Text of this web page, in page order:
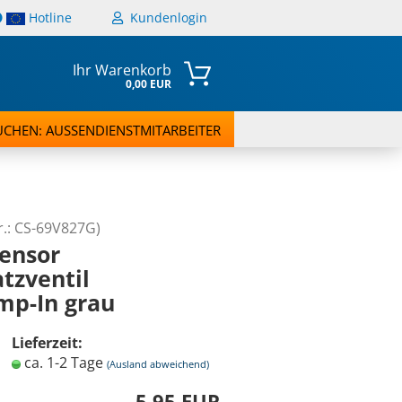
Hotline Kundenlogin
vergessen?
Ihr Warenkorb
0,00 EUR
AUSSENDIENSTMITARBEITER
CS-69V827G)
In grau
Lieferzeit:
ca. 1-2 Tage (Ausland abweichend)